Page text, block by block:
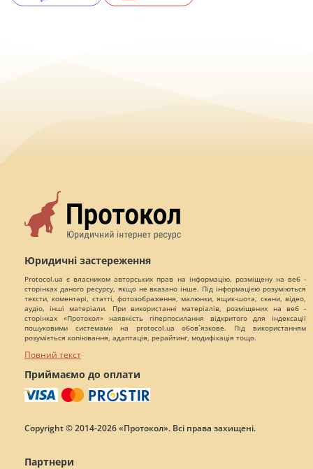
Юридичні застереження
Protocol.ua є власником авторських прав на інформацію, розміщену на веб -
сторінках даного ресурсу, якщо не вказано інше. Під інформацією розуміються
тексти, коментарі, статті, фотозображення, малюнки, ящик-шота, скани, відео,
аудіо, інші матеріали. При використанні матеріалів, розміщених на веб -
сторінках «Протокол» наявність гіперпосилання відкритого для індексації
пошуковими системами на protocol.ua обов`язкове. Під використанням
розуміється копіювання, адаптація, рерайтинг, модифікація тощо.
Повний текст
Приймаємо до оплати
Copyright © 2014-2026 «Протокол». Всі права захищені.
Партнери